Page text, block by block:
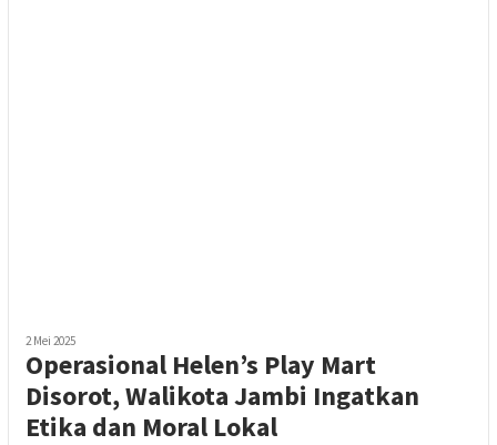
2 Mei 2025
Operasional Helen’s Play Mart
Disorot, Walikota Jambi Ingatkan
Etika dan Moral Lokal